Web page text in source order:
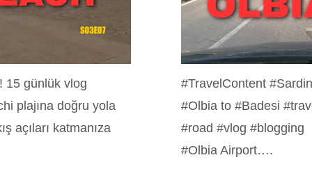
15 günlük vlog
plajına doğru yola
açıları katmanıza
#TravelContent
#Olbia to #Badesi
#road #vlog #blogging
#Olbia Airport….